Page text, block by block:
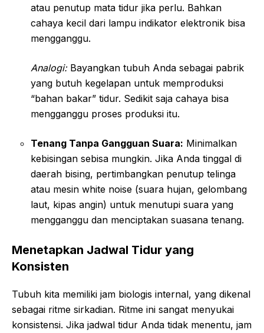
atau penutup mata tidur jika perlu. Bahkan
cahaya kecil dari lampu indikator elektronik bisa
mengganggu.
Analogi:Bayangkan tubuh Anda sebagai pabrik
yang butuh kegelapan untuk memproduksi
“bahan bakar” tidur. Sedikit saja cahaya bisa
mengganggu proses produksi itu.
Tenang Tanpa Gangguan Suara: Minimalkan
kebisingan sebisa mungkin. Jika Anda tinggal di
daerah bising, pertimbangkan penutup telinga
atau mesin white noise (suara hujan, gelombang
laut, kipas angin) untuk menutupi suara yang
mengganggu dan menciptakan suasana tenang.
Menetapkan Jadwal Tidur yang
Konsisten
Tubuh kita memiliki jam biologis internal, yang dikenal
sebagai ritme sirkadian. Ritme ini sangat menyukai
konsistensi. Jika jadwal tidur Anda tidak menentu, jam